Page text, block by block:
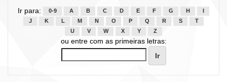
Ir para: 0-9 A B C D E F G H
J
K L M N O P Q R S
T
U
V W X Y Z
ou entre com as primeiras letras: